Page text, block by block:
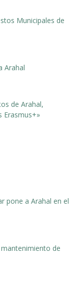
Municipales de
Arahal
de Arahal,
Erasmus+»
pone a Arahal en el
de